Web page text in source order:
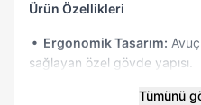
Ürün Özellikleri
• Ergonomik Tasarım:
sağlayan özel gövde yapısı.
• Üstün Malzeme:Tümünü